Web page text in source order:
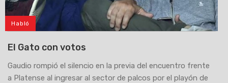
Habló
El Gato con votos
Gaudio rompió el silencio en la previa del encuentro frente
a Platense al ingresar al sector de palcos por el playón de